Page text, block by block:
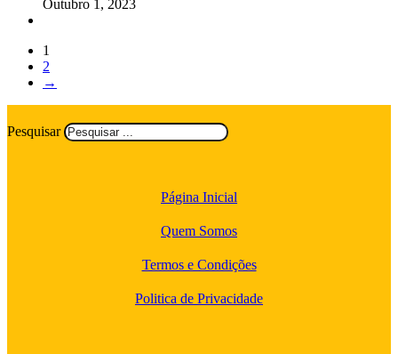
Outubro 1, 2023
1
2
→
Pesquisar
Página Inicial
Quem Somos
Termos e Condições
Politica de Privacidade